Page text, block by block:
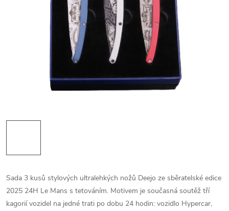
Sada 3 kusů stylových ultralehkých nožů Deejo ze sběratelské edice
2025 24H Le Mans s tetováním. Motivem je současná soutěž tří
kagorií vozidel na jedné trati po dobu 24 hodin: vozidlo Hypercar,